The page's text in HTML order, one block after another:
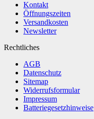
Kontakt
Öffnungszeiten
Versandkosten
Newsletter
Rechtliches
AGB
Datenschutz
Sitemap
Widerrufsformular
Impressum
Batteriegesetzhinweise